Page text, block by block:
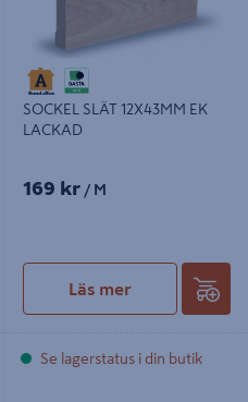
SOCKEL SLÄT 12X43MM EK
LACKAD
169 kr / M
Läs mer
Se lagerstatus i din butik